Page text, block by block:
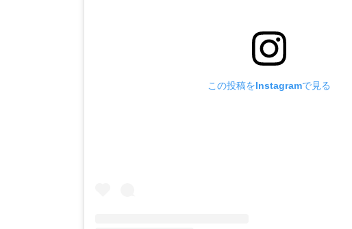
この投稿をInstagramで見る